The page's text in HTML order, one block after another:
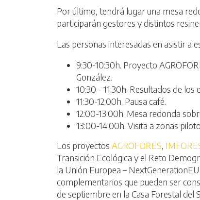
Por último, tendrá lugar una mesa
participarán gestores y distintos
Las personas interesadas en asistir a
9:30-10:30h. Proyecto
González.
10:30 - 11:30h. Resultados de
11:30-12:00h. Pausa café.
12:00-13:00h. Mesa redonda
13:00-14:00h. Visita a zonas
Los proyectos AGROFORES,
Transición Ecológica y el Reto
la Unión Europea –
complementarios que pueden ser
de septiembre en la Casa Forestal